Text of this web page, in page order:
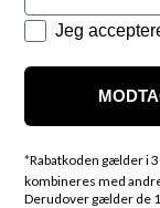
Datapolitik
Jeg
*Rabatkoden gælder i
kombineres med
Derudover gælder de